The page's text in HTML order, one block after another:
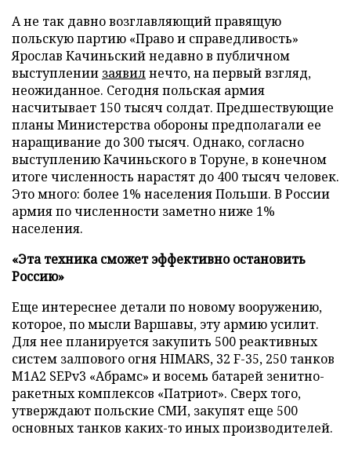
А не так давно возглавляющий правящую
польскую партию «Право и справедливость»
Ярослав Качиньский недавно в публичном
выступлении заявилнечто, на первый взгляд,
неожиданное. Сегодня польская армия
насчитывает 150 тысяч солдат. Предшествующие
планы Министерства обороны предполагали ее
наращивание до 300 тысяч. Однако, согласно
выступлению Качиньского в Торуне, в конечном
итоге численность нарастят до 400 тысяч человек.
Это много: более 1% населения Польши. В России
армия по численности заметно ниже 1%
населения.
«Эта техника сможет эффективно остановить
Россию»
Еще интереснее детали по новому вооружению,
которое, по мысли Варшавы, эту армию усилит.
Для нее планируется закупить 500 реактивных
систем залпового огня HIMARS, 32 F-35, 250 танков
M1A2 SEPv3 «Абрамс» и восемь батарей зенитно-
ракетных комплексов «Патриот». Сверх того,
утверждают польские СМИ, закупят еще 500
основных танков каких-то иных производителей.